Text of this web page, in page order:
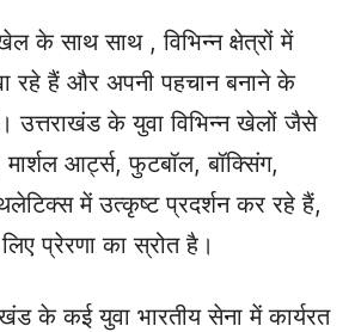
के साथ साथ , विभिन्न क्षेत्रों में
रहे हैं और अपनी पहचान बनाने के
उत्तराखंड के युवा विभिन्न खेलों जैसे
आर्ट्स, फुटबॉल, बॉक्सिंग,
में उत्कृष्ट प्रदर्शन कर रहे हैं,
प्रेरणा का स्रोत है।
के कई युवा भारतीय सेना में कार्यरत